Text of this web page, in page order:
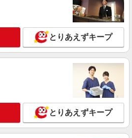
店舗スタッフ（接客・調理・清掃な
円 ※22:00〜翌5:00：時給1,400円 ※
給1,035円 ※早朝手当（5:00〜9:00）時給
詳細を見る
とりあえずキープ
とりあえずキープ